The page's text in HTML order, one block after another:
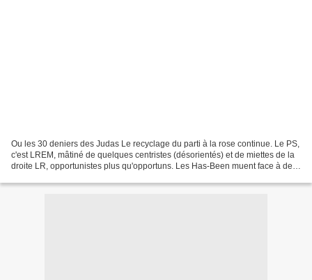
Ou les 30 deniers des Judas Le recyclage du parti à la rose continue. Le PS,
c'est LREM, mâtiné de quelques centristes (désorientés) et de miettes de la
droite LR, opportunistes plus qu'opportuns. Les Has-Been muent face à des